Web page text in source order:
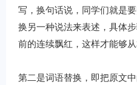
写，换句话说，同学们就是
换另一种说法来表述，具体
前的连续飘红，这样才能够从
第二是词语替换，即把原文